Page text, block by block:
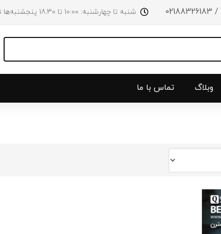
شنبه تا چهارشنبه: 10:00 تا 18:30 پنجشنبه‌‌ها تا ساعت 14:00
چراغ جلو
وبلاگ تماس با ما